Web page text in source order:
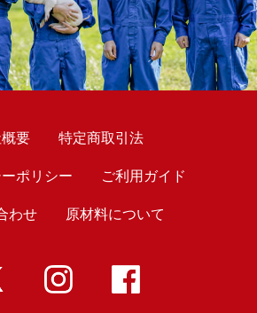
要 特定商取引法
ポリシー ご利用ガイド
わせ 原材料について
twitter インスタ